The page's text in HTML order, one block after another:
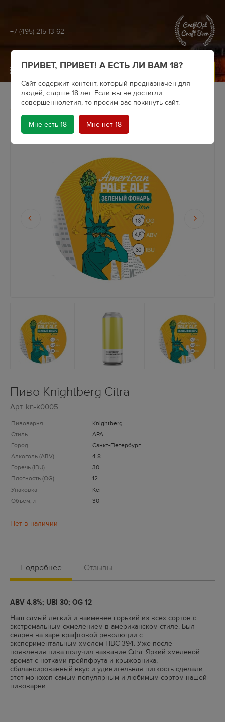
+7 (495) 215-13-62
МЕНЮ
Главная Крафтовое пиво Пивоварни
Knightberg
Пиво Knightberg Citra
Арт. kn-k0005
Пивоварня
Knightberg
Стиль
APA
Город
Санкт-Петербург
Алкоголь (ABV)
4.8
Горечь (IBU)
30
Плотность (OG)
12
Упаковка
Кег
Объём, л
30
Подробнее Отзывы
ABV 4.8%; UBI 30; OG 12
Наш самый легкий и наименее горький из всех сортов с
экстремальным охмелением в американском стиле. Был
сварен на заре крафтовой революции с
экспериментальным хмелем HBC 394. Уже после
появления пива получил название Citra. Яркий хмелевой
аромат с нотками грейпфрута и крыжовника,
сбалансированный вкус и удивительная питкость сделали
этот монохоп самым популярным и любимым сортом нашей
пивоварни.
ПРИВЕТ, ПРИВЕТ! А ЕСТЬ ЛИ ВАМ 18?
Сайт содержит контент, который предназначен для
людей, старше 18 лет. Если вы не достигли
совершеннолетия, то просим вас покинуть сайт.
Мне есть 18 Мне нет 18